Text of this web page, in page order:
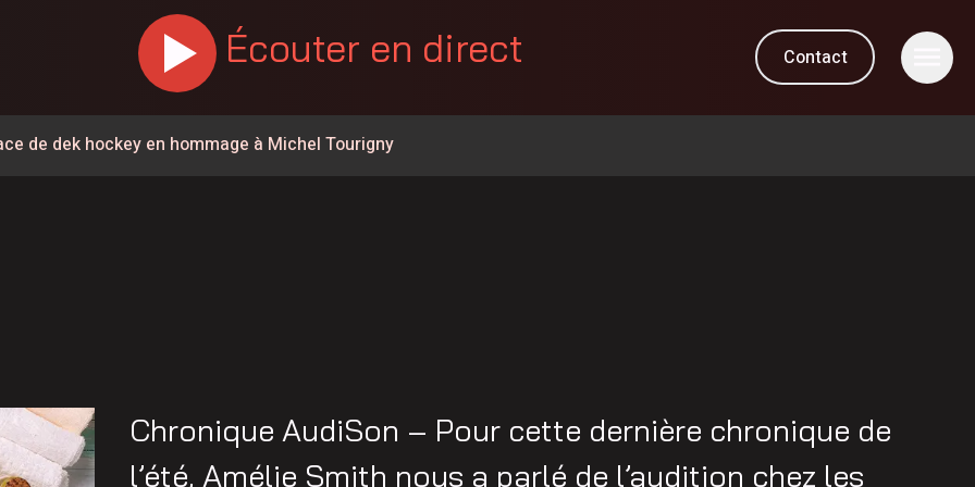
Écouter en direct Contact
de dek hockey en hommage à Michel Tourigny
Québec de retour dans Lanaudière
en fête
Québec ont 60 ans
l’Opération nationale concertée en sécurité nautique de
Chronique AudiSon – Pour cette dernière chronique de
l’été, Amélie Smith nous a parlé de l’audition chez les